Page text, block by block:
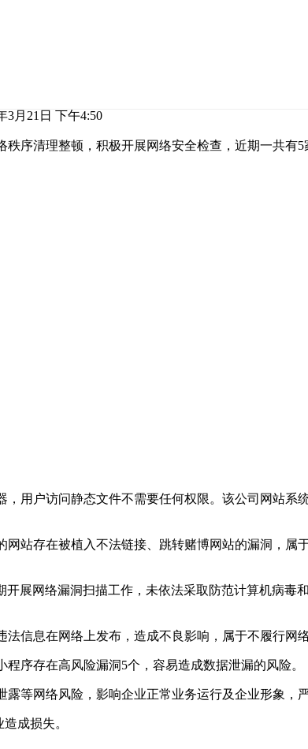
3月21日 下午4:50
序清理整顿，积极开展网络安全检查，近期一共有
用户访问静态文件不需要任何权限。该公司网站系
站存在被植入不法链接、跳转赌博网站的漏洞，属
展网络漏洞扫描工作，未依法采取防范计算机病毒
信息在网络上发布，造成不良影响，属于不履行网
序存在高风险漏洞5个，容易造成数据泄漏的风险。
等网络风险，影响企业正常业务运行及企业形象，
成损失。